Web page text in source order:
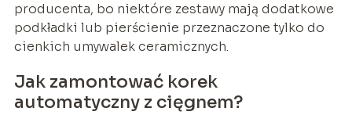
producenta, bo niektóre zestawy mają dodatkowe
podkładki lub pierścienie przeznaczone tylko do
cienkich umywalek ceramicznych.
Jak zamontować korek
automatyczny z cięgnem?